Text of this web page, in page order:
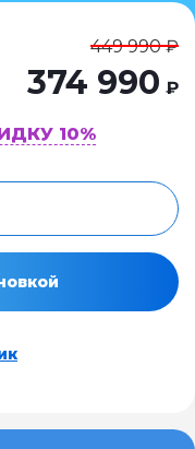
449 990 ₽
374 990 ₽
10%